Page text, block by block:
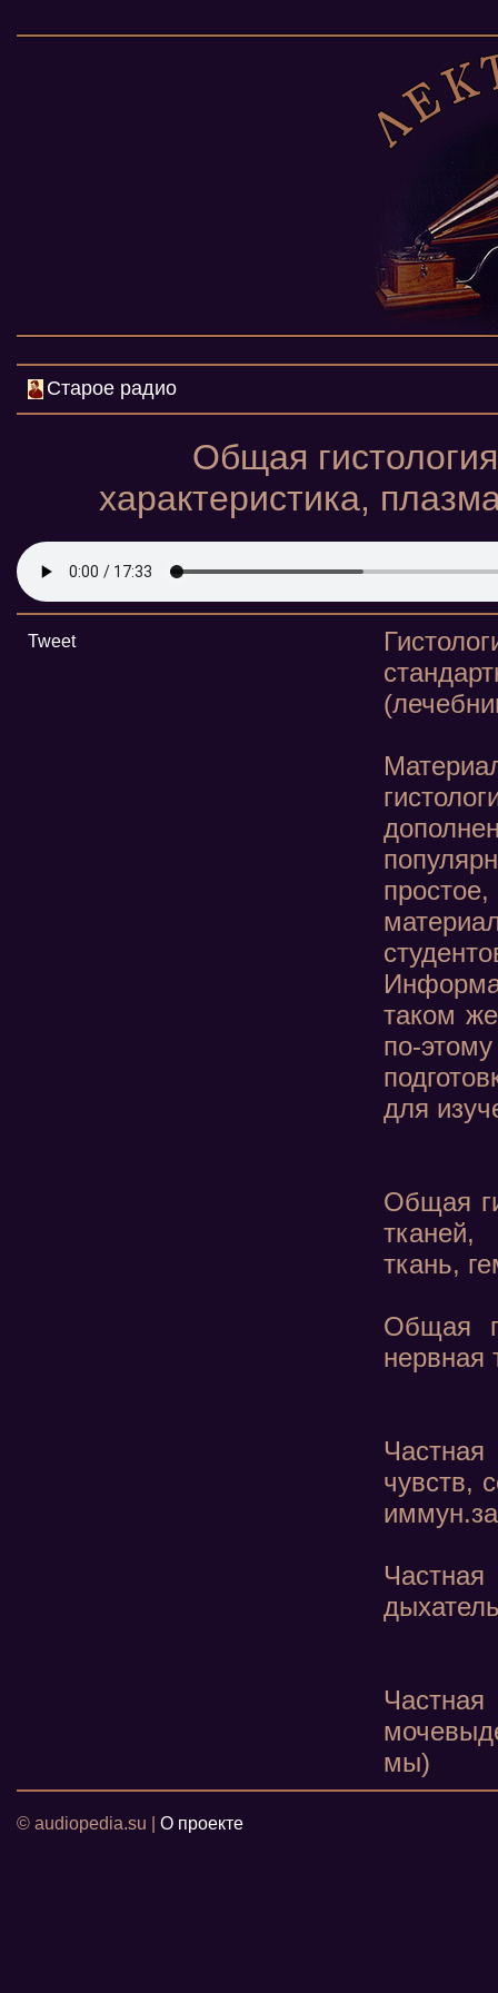
Старое радио
Общая
характеристика,
Tweet
таком
по-
для
Общая
тканей,
ткань,
Общая
нервная
чувств,
мы)
© audiopedia.su | О проекте